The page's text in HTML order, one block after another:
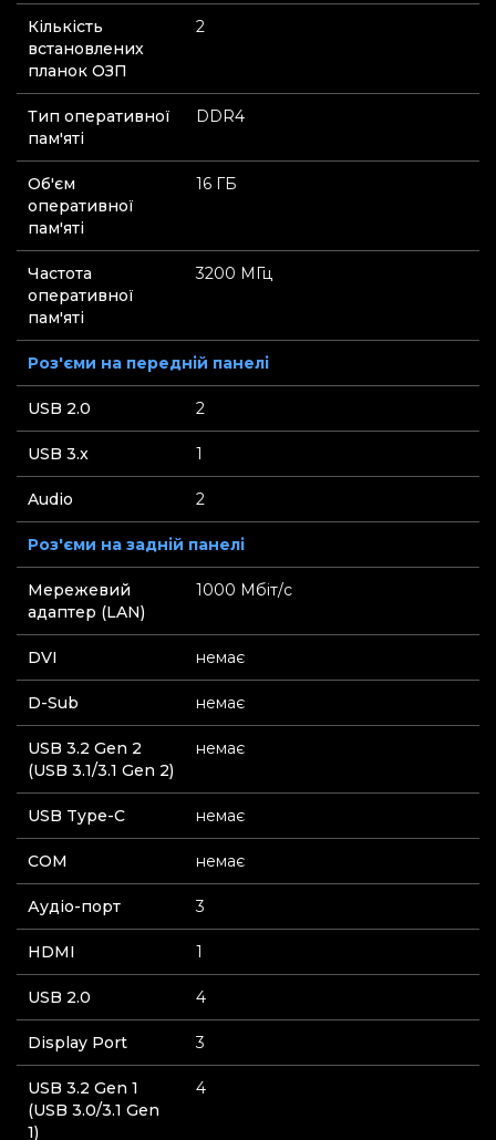
Кількість
встановлених
планок ОЗП
2
Тип оперативної
пам'яті
DDR4
Об'єм
оперативної
пам'яті
16 ГБ
Частота
оперативної
пам'яті
3200 МГц
Роз'єми на передній панелі
USB 2.0 2
USB 3.x 1
Audio 2
Роз'єми на задній панелі
Мережевий
адаптер (LAN)
1000 Мбіт/с
DVI немає
D-Sub немає
USB 3.2 Gen 2
(USB 3.1/3.1 Gen 2)
немає
USB Type-C немає
СOM немає
Аудіо-порт 3
HDMI 1
USB 2.0 4
Display Port 3
USB 3.2 Gen 1
(USB 3.0/3.1 Gen
1)
4